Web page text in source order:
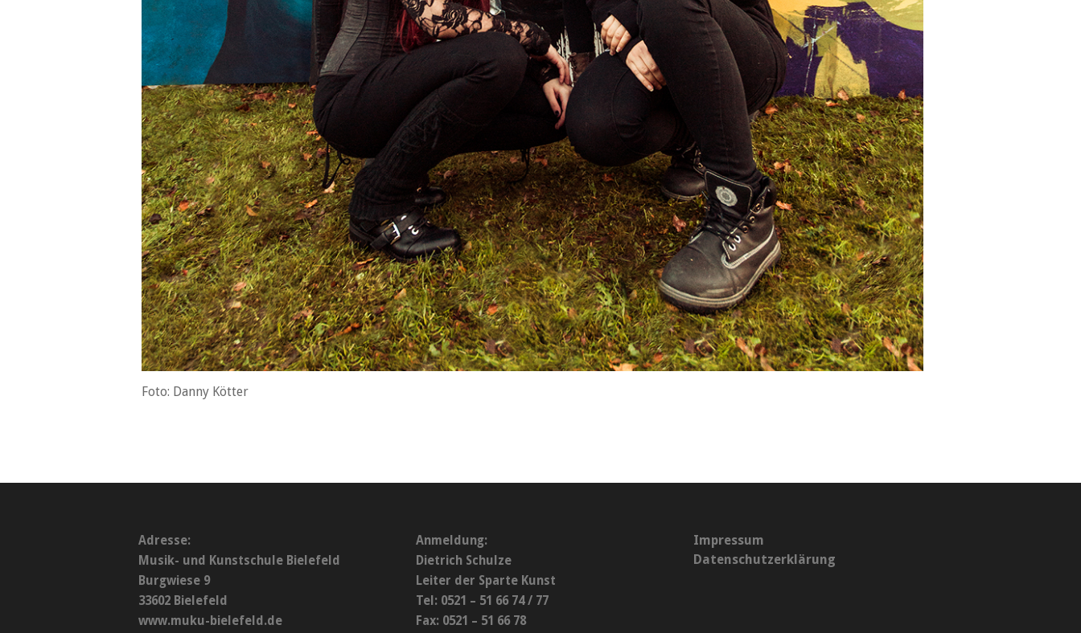
Foto: Danny Kötter
Adresse:
Musik- und Kunstschule Bielefeld
Burgwiese 9
33602 Bielefeld
www.muku-bielefeld.de
Anmeldung:
Dietrich Schulze
Leiter der Sparte Kunst
Tel: 0521 – 51 66 74 / 77
Fax: 0521 – 51 66 78
Impressum
Datenschutzerklärung